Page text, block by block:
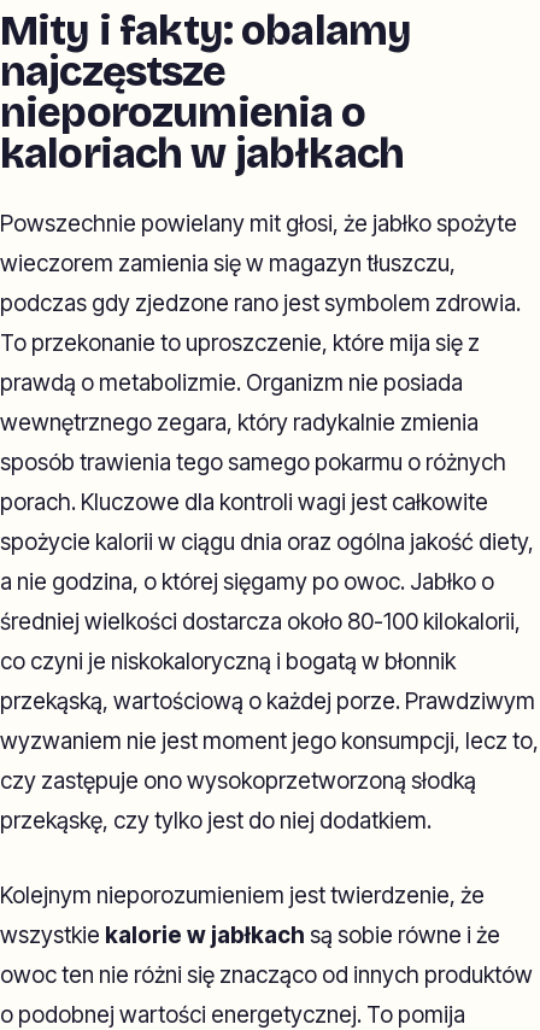
Mity i fakty: obalamy
najczęstsze
nieporozumienia o
kaloriach w jabłkach
Powszechnie powielany mit głosi, że jabłko spożyte
wieczorem zamienia się w magazyn tłuszczu,
podczas gdy zjedzone rano jest symbolem zdrowia.
To przekonanie to uproszczenie, które mija się z
prawdą o metabolizmie. Organizm nie posiada
wewnętrznego zegara, który radykalnie zmienia
sposób trawienia tego samego pokarmu o różnych
porach. Kluczowe dla kontroli wagi jest całkowite
spożycie kalorii w ciągu dnia oraz ogólna jakość diety,
a nie godzina, o której sięgamy po owoc. Jabłko o
średniej wielkości dostarcza około 80-100 kilokalorii,
co czyni je niskokaloryczną i bogatą w błonnik
przekąską, wartościową o każdej porze. Prawdziwym
wyzwaniem nie jest moment jego konsumpcji, lecz to,
czy zastępuje ono wysokoprzetworzoną słodką
przekąskę, czy tylko jest do niej dodatkiem.
Kolejnym nieporozumieniem jest twierdzenie, że
wszystkie kalorie w jabłkach są sobie równe i że
owoc ten nie różni się znacząco od innych produktów
o podobnej wartości energetycznej. To pomija